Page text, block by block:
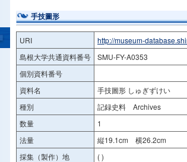
手技圖形
URI
http://museum-
島根大学共通資料番号
SMU-FY-A0353
個別資料番号
資料名
手技圖形 しゅぎずけい
種別
記録史料 Archives
数量
1
法量
縦19.1cm 横26.2cm
採集（製作）地
( )